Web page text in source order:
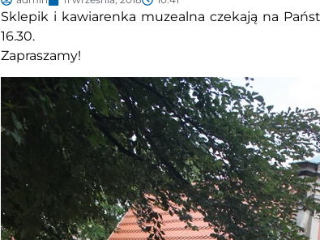
Sklepik i kawiarenka muzealna czekają na
16.30.
Zapraszamy!